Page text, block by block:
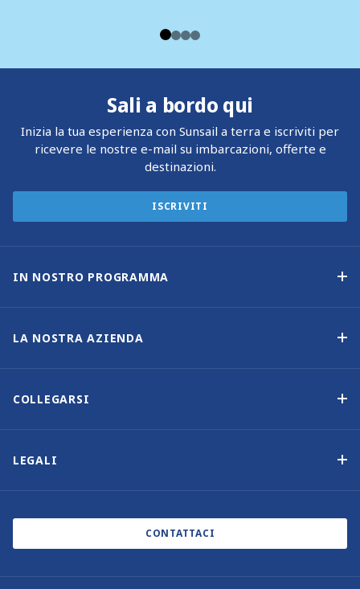
Sali a bordo qui
Inizia la tua esperienza con Sunsail a terra e iscriviti per
ricevere le nostre e-mail su imbarcazioni, offerte e
destinazioni.
ISCRIVITI
IN NOSTRO PROGRAMMA
LA NOSTRA AZIENDA
COLLEGARSI
LEGALI
CONTATTACI